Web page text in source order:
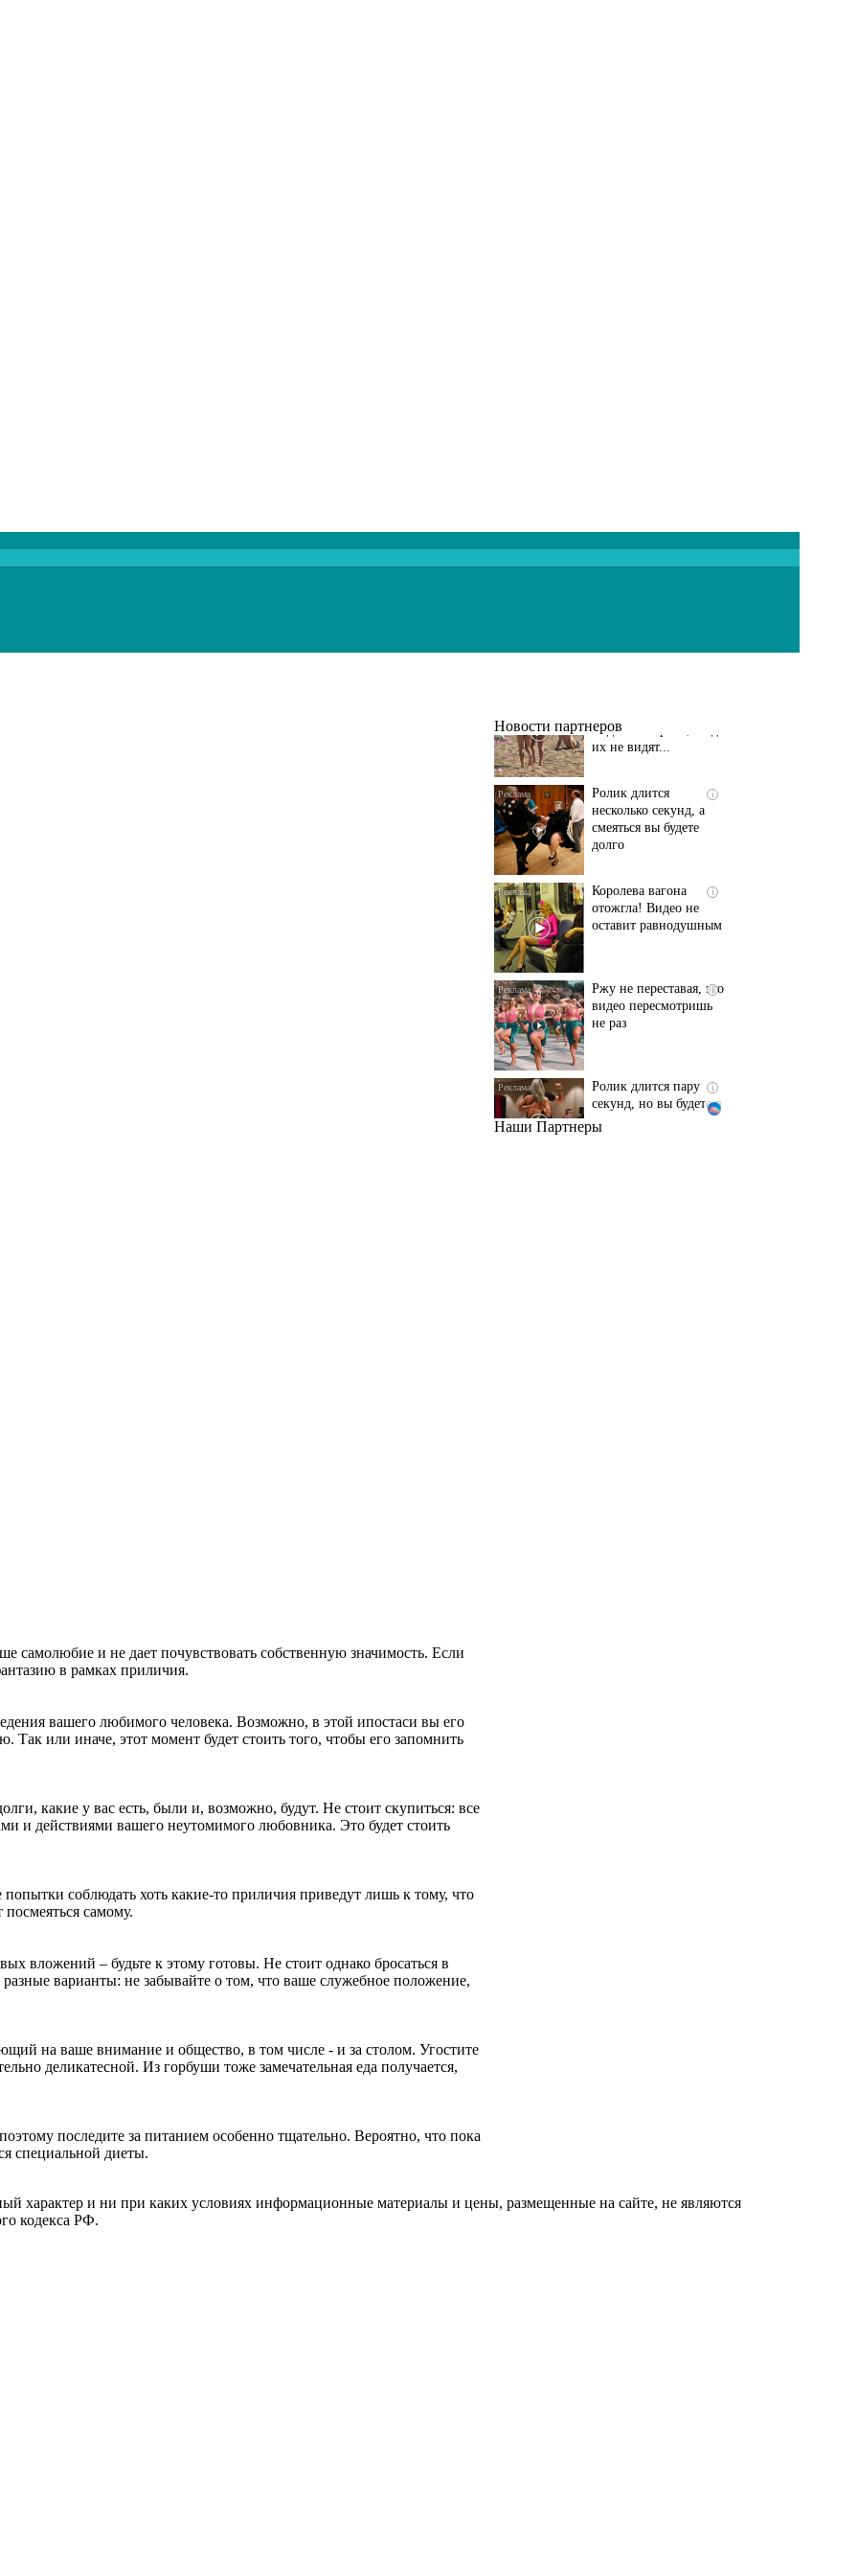
самолюбие и не дает почувствовать собственную значимость. Если
в рамках приличия.
вашего любимого человека. Возможно, в этой ипостаси вы его
или иначе, этот момент будет стоить того, чтобы его запомнить
какие у вас есть, были и, возможно, будут. Не стоит скупиться: все
и действиями вашего неутомимого любовника. Это будет стоить
соблюдать хоть какие-то приличия приведут лишь к тому, что
самому.
вложений – будьте к этому готовы. Не стоит однако бросаться в
разные варианты: не забывайте о том, что ваше служебное положение,
на ваше внимание и общество, в том числе - и за столом. Угостите
деликатесной. Из горбуши тоже замечательная еда получается,
последите за питанием особенно тщательно. Вероятно, что пока
специальной диеты.
Новости партнеров
Ролик длится
долго
Королева вагона
Этот танец невесты
Наши Партнеры
характер и ни при каких условиях информационные материалы и цены, размещенные на сайте, не являются
кодекса РФ.